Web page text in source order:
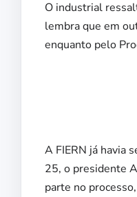
O industrial
lembra que em
enquanto pelo
A FIERN já havia
25, o presidente
parte no